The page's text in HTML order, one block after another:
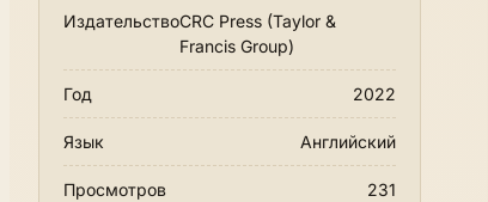
ИздательствоCRC Press (Taylor &
Francis Group)
Год 2022
Язык Английский
Просмотров 231